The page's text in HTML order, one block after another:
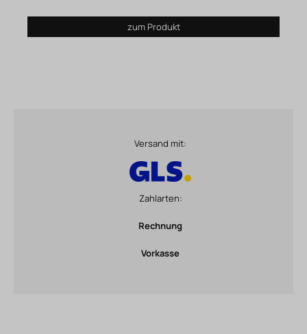
zum Produkt
Versand mit:
Zahlarten:
Rechnung
Vorkasse